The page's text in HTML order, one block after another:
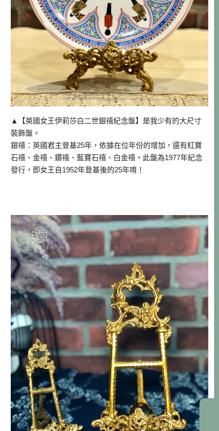
▲【英國女王伊莉莎白二世銀禧紀念盤】是我少有的大尺寸
裝飾盤。
銀禧：英國君主登基25年，依據在位年份的增加，還有紅寶
石禧、金禧、鑽禧、藍寶石禧、白金禧。此盤為1977年紀念
發行，即女王自1952年登基後的25年唷！